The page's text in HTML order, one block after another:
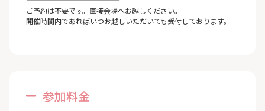
ご予約は不要です。直接会場へお越しください。
開催時間内であればいつお越しいただいても受付しております。
参加料金